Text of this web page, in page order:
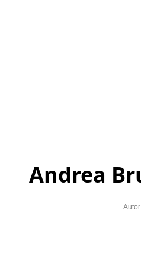
Andrea